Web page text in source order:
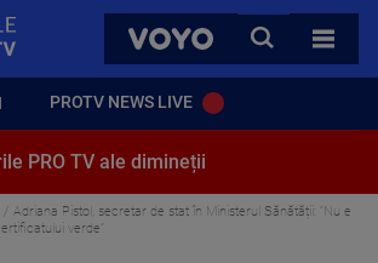
VOYO
CAUTA
TOATE
PROTV NEWS LIVE
PRO TV ale dimineții
Adriana Pistol, secretar de stat în Ministerul Sănătății: ”Nu e
verde”